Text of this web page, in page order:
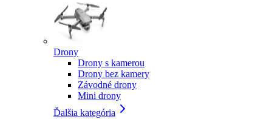
Drony
Drony s kamerou
Drony bez kamery
Závodné drony
Mini drony
Ďalšia kategória